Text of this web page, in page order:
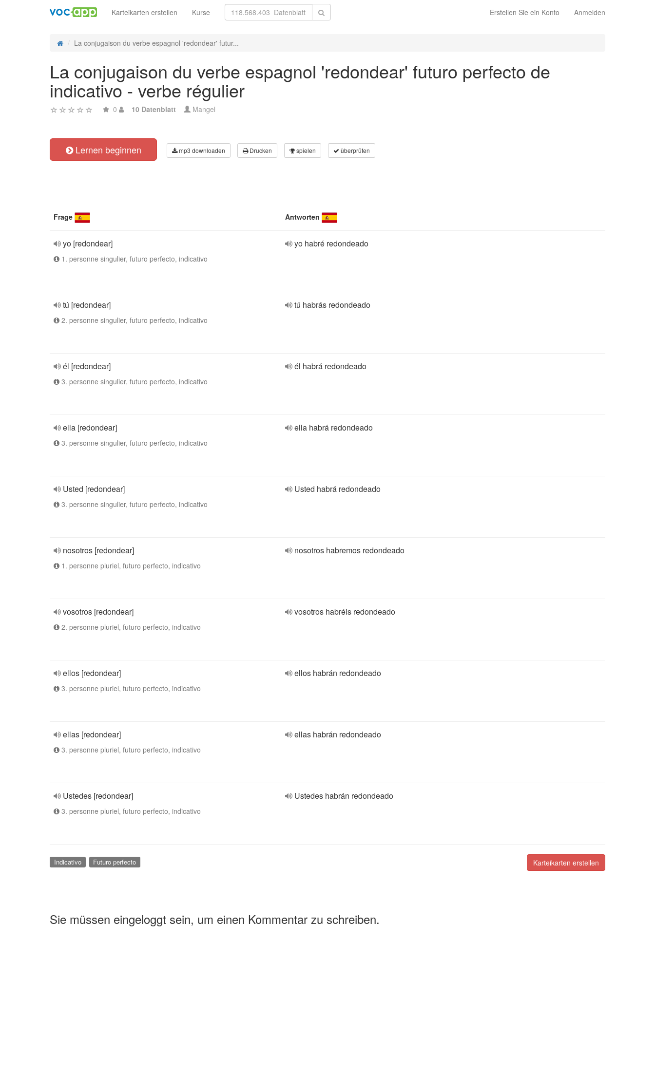
Erstellen Sie ein Konto Anmelden
Karteikarten erstellen Kurse
La conjugaison du verbe espagnol 'redondear' futur...
La conjugaison du verbe espagnol 'redondear' futuro perfecto de
indicativo - verbe régulier
0 10 Datenblatt Mangel
Lernen beginnen mp3 downloaden Drucken spielen überprüfen
Frage Antworten
yo [redondear]
1. personne singulier, futuro perfecto, indicativo
yo habré redondeado
tú [redondear]
2. personne singulier, futuro perfecto, indicativo
tú habrás redondeado
él [redondear]
3. personne singulier, futuro perfecto, indicativo
él habrá redondeado
ella [redondear]
3. personne singulier, futuro perfecto, indicativo
ella habrá redondeado
Usted [redondear]
3. personne singulier, futuro perfecto, indicativo
Usted habrá redondeado
nosotros [redondear]
1. personne pluriel, futuro perfecto, indicativo
nosotros habremos redondeado
vosotros [redondear]
2. personne pluriel, futuro perfecto, indicativo
vosotros habréis redondeado
ellos [redondear]
3. personne pluriel, futuro perfecto, indicativo
ellos habrán redondeado
ellas [redondear]
3. personne pluriel, futuro perfecto, indicativo
ellas habrán redondeado
Ustedes [redondear]
3. personne pluriel, futuro perfecto, indicativo
Ustedes habrán redondeado
Karteikarten erstellen
Indicativo Futuro perfecto
Sie müssen eingeloggt sein, um einen Kommentar zu schreiben.